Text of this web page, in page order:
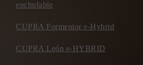
enchufable
CUPRA Formentor e-Hybrid
CUPRA León e-HYBRID